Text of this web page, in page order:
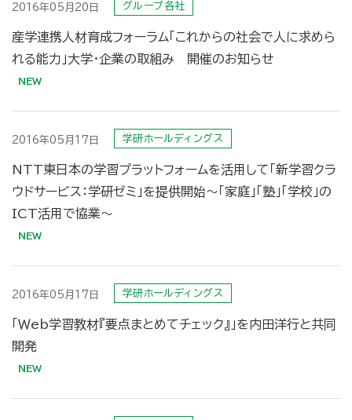
2016年05月20日 グループ各社
産学連携人材育成フォーラム「これからの社会で人に求めら
れる能力」大学・企業の取組み 開催のお知らせ
2016年05月17日 学研ホールディングス
NTT東日本の学習プラットフォームを活用して「新学習クラ
ウドサービス：学研ゼミ」を提供開始〜「家庭」「塾」「学校」の
ICT活用で協業〜
2016年05月17日 学研ホールディングス
「Ｗeb学習教材『要点まとめてチェック』」を内田洋行と共同
開発